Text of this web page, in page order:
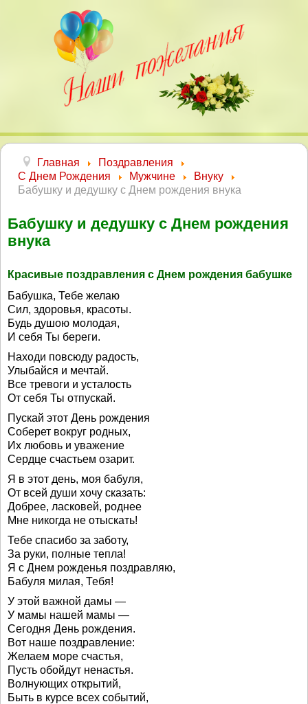
Главная
Поздравления
С Днем Рождения
Мужчине
Внуку
Бабушку и дедушку с Днем рождения внука
Бабушку и дедушку с Днем рождения
внука
Красивые поздравления с Днем рождения бабушке
Бабушка, Тебе желаю
Сил, здоровья, красоты.
Будь душою молодая,
И себя Ты береги.
Находи повсюду радость,
Улыбайся и мечтай.
Все тревоги и усталость
От себя Ты отпускай.
Пускай этот День рождения
Соберет вокруг родных,
Их любовь и уважение
Сердце счастьем озарит.
Я в этот день, моя бабуля,
От всей души хочу сказать:
Добрее, ласковей, роднее
Мне никогда не отыскать!
Тебе спасибо за заботу,
За руки, полные тепла!
Я с Днем рожденья поздравляю,
Бабуля милая, Тебя!
У этой важной дамы —
У мамы нашей мамы —
Сегодня День рождения.
Вот наше поздравление:
Желаем море счастья,
Пусть обойдут ненастья.
Волнующих открытий,
Быть в курсе всех событий,